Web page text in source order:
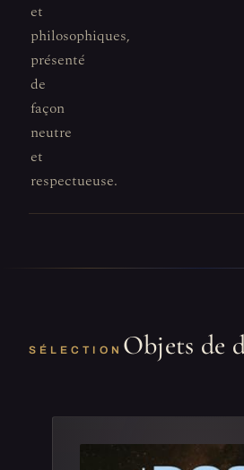
et
philosophiques,
présenté
de
façon
neutre
et
respectueuse.
SÉLECTION Objets de